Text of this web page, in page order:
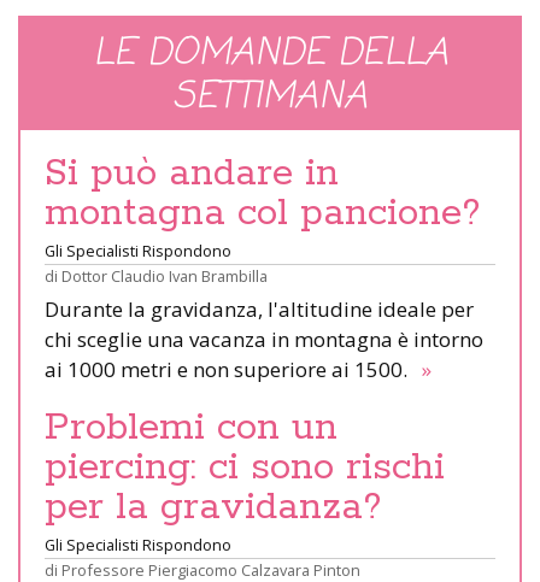
LE DOMANDE DELLA
SETTIMANA
Si può andare in
montagna col pancione?
Gli Specialisti Rispondono
di Dottor Claudio Ivan Brambilla
Durante la gravidanza, l'altitudine ideale per
chi sceglie una vacanza in montagna è intorno
ai 1000 metri e non superiore ai 1500. »
Problemi con un
piercing: ci sono rischi
per la gravidanza?
Gli Specialisti Rispondono
di Professore Piergiacomo Calzavara Pinton